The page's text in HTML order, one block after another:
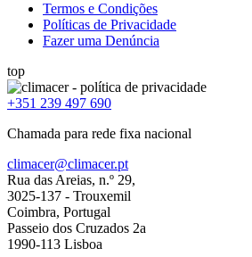
Termos e Condições
Políticas de Privacidade
Fazer uma Denúncia
top
+351 239 497 690
Chamada para rede fixa nacional
climacer@climacer.pt
Rua das Areias, n.º 29,
3025-137 - Trouxemil
Coimbra, Portugal
Passeio dos Cruzados 2a
1990-113 Lisboa